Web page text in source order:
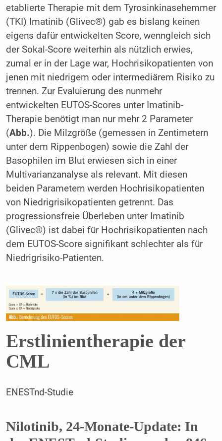
etablierte Therapie mit dem Tyrosinkinasehemmer
(TKI) Imatinib (Glivec®) gab es bislang keinen
eigens dafür entwickelten Score, wenngleich sich
der Sokal-Score weiterhin als nützlich erwies,
zumal er in der Lage war, Hochrisikopatienten von
jenen mit niedrigem oder intermediärem Risiko zu
trennen. Zur Evaluierung des nunmehr
entwickelten EUTOS-Scores unter Imatinib-
Therapie benötigt man nur mehr 2 Parameter
(Abb.). Die Milzgröße (gemessen in Zentimetern
unter dem Rippenbogen) sowie die Zahl der
Basophilen im Blut erwiesen sich in einer
Multivarianzanalyse als relevant. Mit diesen
beiden Parametern werden Hochrisikopatienten
von Niedrigrisikopatienten getrennt. Das
progressionsfreie Überleben unter Imatinib
(Glivec®) ist dabei für Hochrisikopatienten nach
dem EUTOS-Score signifikant schlechter als für
Niedrigrisiko-Patienten.
Erstlinientherapie der
CML
ENESTnd-Studie
Nilotinib, 24-Monate-Update: In